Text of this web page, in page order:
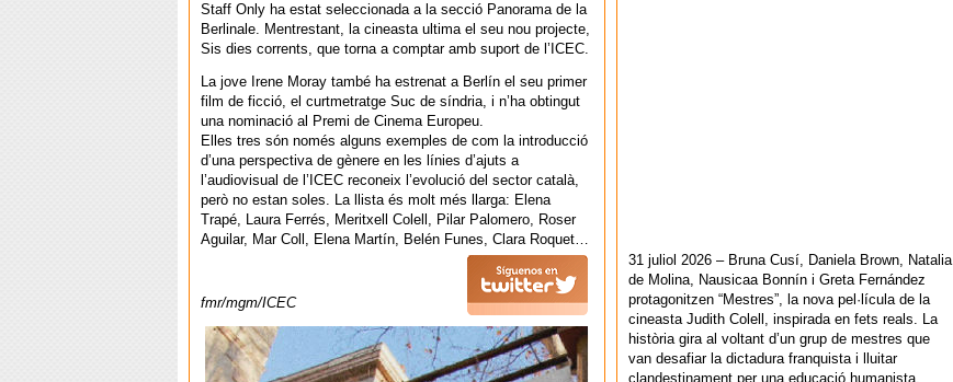
Staff Only ha estat seleccionada a la secció Panorama de la
Berlinale. Mentrestant, la cineasta ultima el seu nou projecte,
Sis dies corrents, que torna a comptar amb suport de l’ICEC.
La jove Irene Moray també ha estrenat a Berlín el seu primer
film de ficció, el curtmetratge Suc de síndria, i n’ha obtingut
una nominació al Premi de Cinema Europeu.
Elles tres són només alguns exemples de com la introducció
d’una perspectiva de gènere en les línies d’ajuts a
l’audiovisual de l’ICEC reconeix l’evolució del sector català,
però no estan soles. La llista és molt més llarga: Elena
Trapé, Laura Ferrés, Meritxell Colell, Pilar Palomero, Roser
Aguilar, Mar Coll, Elena Martín, Belén Funes, Clara Roquet…
fmr/mgm/ICEC
31 juliol 2026 – Bruna Cusí, Daniela Brown, Natalia
de Molina, Nausicaa Bonnín i Greta Fernández
protagonitzen “Mestres”, la nova pel·lícula de la
cineasta Judith Colell, inspirada en fets reals. La
història gira al voltant d’un grup de mestres que
van desafiar la dictadura franquista i lluitar
clandestinament per una educació humanista.